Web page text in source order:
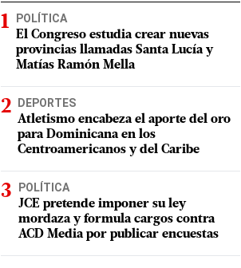
POLÍTICA
El Congreso estudia crear nuevas
provincias llamadas Santa Lucía y
Matías Ramón Mella
DEPORTES
Atletismo encabeza el aporte del oro
para Dominicana en los
Centroamericanos y del Caribe
POLÍTICA
JCE pretende imponer su ley
mordaza y formula cargos contra
ACD Media por publicar encuestas